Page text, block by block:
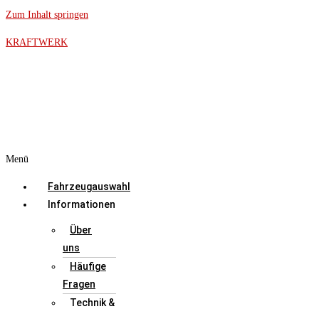
Zum Inhalt springen
KRAFTWERK
Menü
Fahrzeugauswahl
Informationen
Über
uns
Häufige
Fragen
Technik &